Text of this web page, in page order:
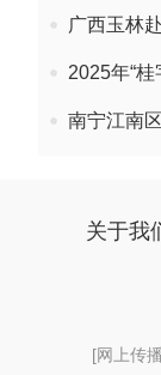
广西玉林
2025年“
南宁江南
关于我
[网上传